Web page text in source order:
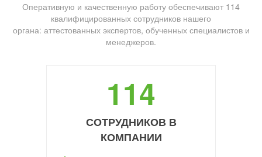
Оперативную и качественную работу обеспечивают 114
квалифицированных сотрудников нашего
органа: аттестованных экспертов, обученных специалистов и
менеджеров.
114
СОТРУДНИКОВ В
КОМПАНИИ